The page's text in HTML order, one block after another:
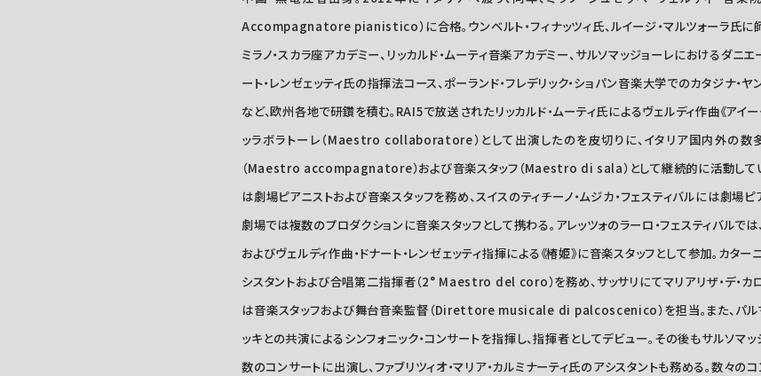
Accompagnatore pianistico）に合格。ウンベルト・フィナッツィ氏、ルイージ・マルツォーラ氏に
ミラノ・スカラ座アカデミー、リッカルド・ムーティ音楽アカデミー、サルソマッジョーレにおけるダニ
ート・レンゼェッティ氏の指揮法コース、ポーランド・フレデリック・ショパン音楽大学でのカタジナ
など、欧州各地で研鑽を積む。RAI5で放送されたリッカルド・ムーティ氏によるヴェルディ作曲《アイ
ッラボラトーレ（Maestro collaboratore）として出演したのを皮切りに、イタリア国内外の数
（Maestro accompagnatore）および音楽スタッフ（Maestro di sala）として継続的に活動してい
は劇場ピアニストおよび音楽スタッフを務め、スイスのティチーノ・ムジカ・フェスティバルには劇場
劇場では複数のプロダクションに音楽スタッフとして携わる。アレッツォのラーロ・フェスティバルでは
およびヴェルディ作曲・ドナート・レンゼェッティ指揮による《椿姫》に音楽スタッフとして参加。カタ
シスタントおよび合唱第二指揮者（2° Maestro del coro）を務め、サッサリにてマリアリザ・デ・
は音楽スタッフおよび舞台音楽監督（Direttore musicale di palcoscenico）を担当。また、パルマ
ッキとの共演によるシンフォニック・コンサートを指揮し、指揮者としてデビュー。その後もサルソマ
数のコンサートに出演し、ファブリツィオ・マリア・カルミナーティ氏のアシスタントも務める。数々